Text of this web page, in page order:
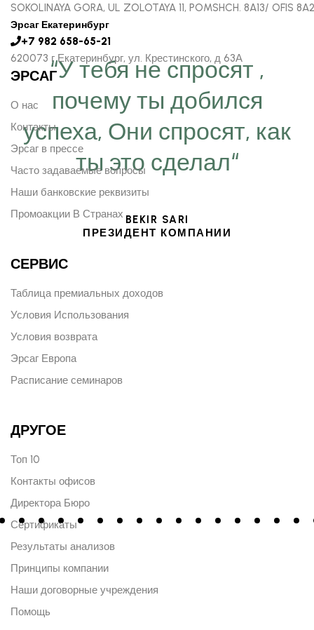
“У тебя не спросят ,
почему ты добился
успеха, Они спросят, как
ты это сделал“
BEKIR SARI
ПРЕЗИДЕНТ КОМПАНИИ
SOKOLINAYA GORA, UL ZOLOTAYA 11, POMSHCH. 8A13/ OFIS
Эрсаг Екатеринбург
+7 982 658-65-21
620073 г Екатеринбург, ул. Крестинского, д 63А
ЭРСАГ
О нас
Контакты
Эрсаг в прессе
Часто задаваемые вопросы
Наши банковские реквизиты
Промоакции В Странах
СЕРВИС
Таблица премиальных доходов
Условия Использования
Условия возврата
Эрсаг Европа
Расписание семинаров
ДРУГОЕ
Топ 10
Контакты офисов
Директора Бюро
Сертификаты
Результаты анализов
Принципы компании
Наши договорные учреждения
Помощь